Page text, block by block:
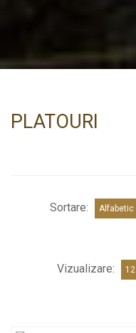
PLATOURI
Sortare: Alfabetic
Vizualizare: 12